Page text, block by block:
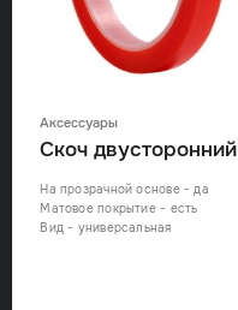
Аксессуары
Скоч двусторонний
На прозрачной основе - да
Матовое покрытие - есть
Вид - универсальная